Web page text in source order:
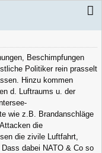
Beschimpfungen
Politiker rein prasselt
Hinzu kommen
d. Luftraums u. der
wie z.B. Brandanschläge
die
die zivile Luftfahrt,
dabei NATO & Co so